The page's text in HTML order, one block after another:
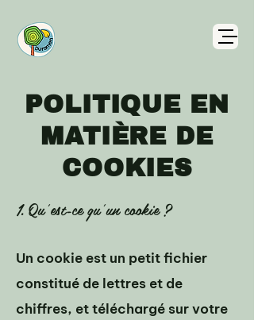
POLITIQUE EN
MATIÈRE DE
COOKIES
1. Qu'est-ce qu'un cookie ?
Un cookie est un petit fichier
constitué de lettres et de
chiffres, et téléchargé sur votre